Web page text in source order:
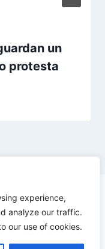
experience,
analyze our traffic.
our use of cookies.
un
protesta
WordPress por